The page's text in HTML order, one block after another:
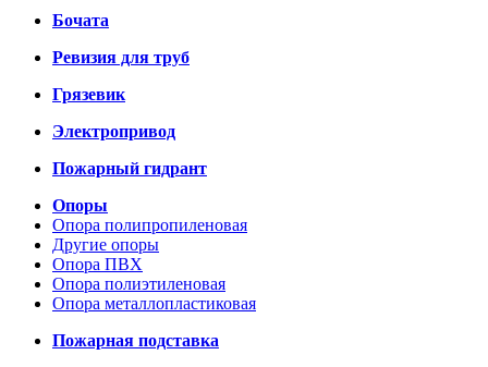
Бочата
Ревизия для труб
Грязевик
Электропривод
Пожарный гидрант
Опоры
Опора полипропиленовая
Другие опоры
Опора ПВХ
Опора полиэтиленовая
Опора металлопластиковая
Пожарная подставка